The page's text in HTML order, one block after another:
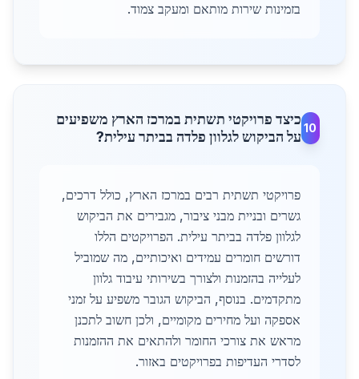
בזמינות שירות מותאם ומעקב צמוד.
10
כיצד פרויקטי תשתית במרכז הארץ משפיעים
על הביקוש לגלוון פלדה בביתר עילית?
פרויקטי תשתית רבים במרכז הארץ, כולל דרכים,
גשרים ובניית מבני ציבור, מגבירים את הביקוש
לגלוון פלדה בביתר עילית. הפרויקטים הללו
דורשים חומרים עמידים ואיכותיים, מה שמוביל
לעלייה בהזמנות ולצורך בשירותי עיבוד גלוון
מתקדמים. בנוסף, הביקוש הגובר משפיע על זמני
אספקה ועל מחירים מקומיים, ולכן חשוב לתכנן
מראש את צורכי החומר ולהתאים את ההזמנות
לסדרי העדיפות בפרויקטים באזור.